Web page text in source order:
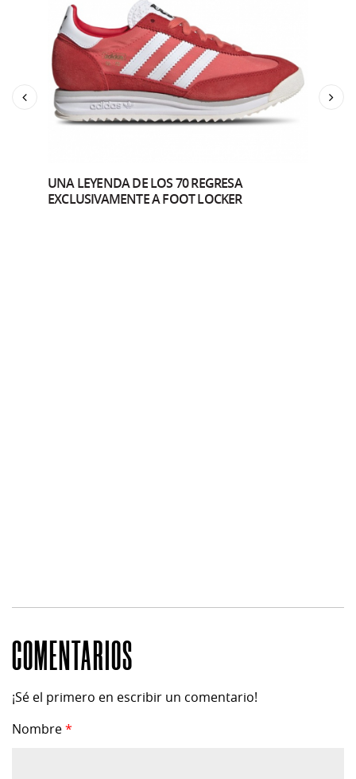
UNA LEYENDA DE LOS 70 REGRESA
EXCLUSIVAMENTE A FOOT LOCKER
Previous
COMENTARIOS
¡Sé el primero en escribir un comentario!
Nombre*